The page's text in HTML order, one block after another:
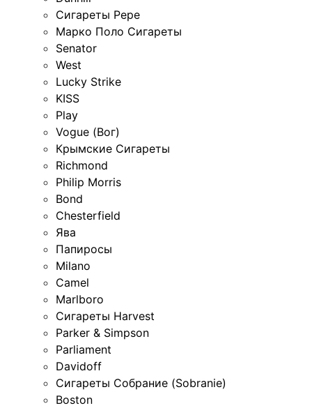
Сигареты Pepe
Марко Поло Сигареты
Senator
West
Lucky Strike
KISS
Play
Vogue (Вог)
Крымские Сигареты
Richmond
Philip Morris
Bond
Chesterfield
Ява
Папиросы
Milano
Camel
Marlboro
Сигареты Harvest
Parker & Simpson
Parliament
Davidoff
Сигареты Собрание (Sobranie)
Boston